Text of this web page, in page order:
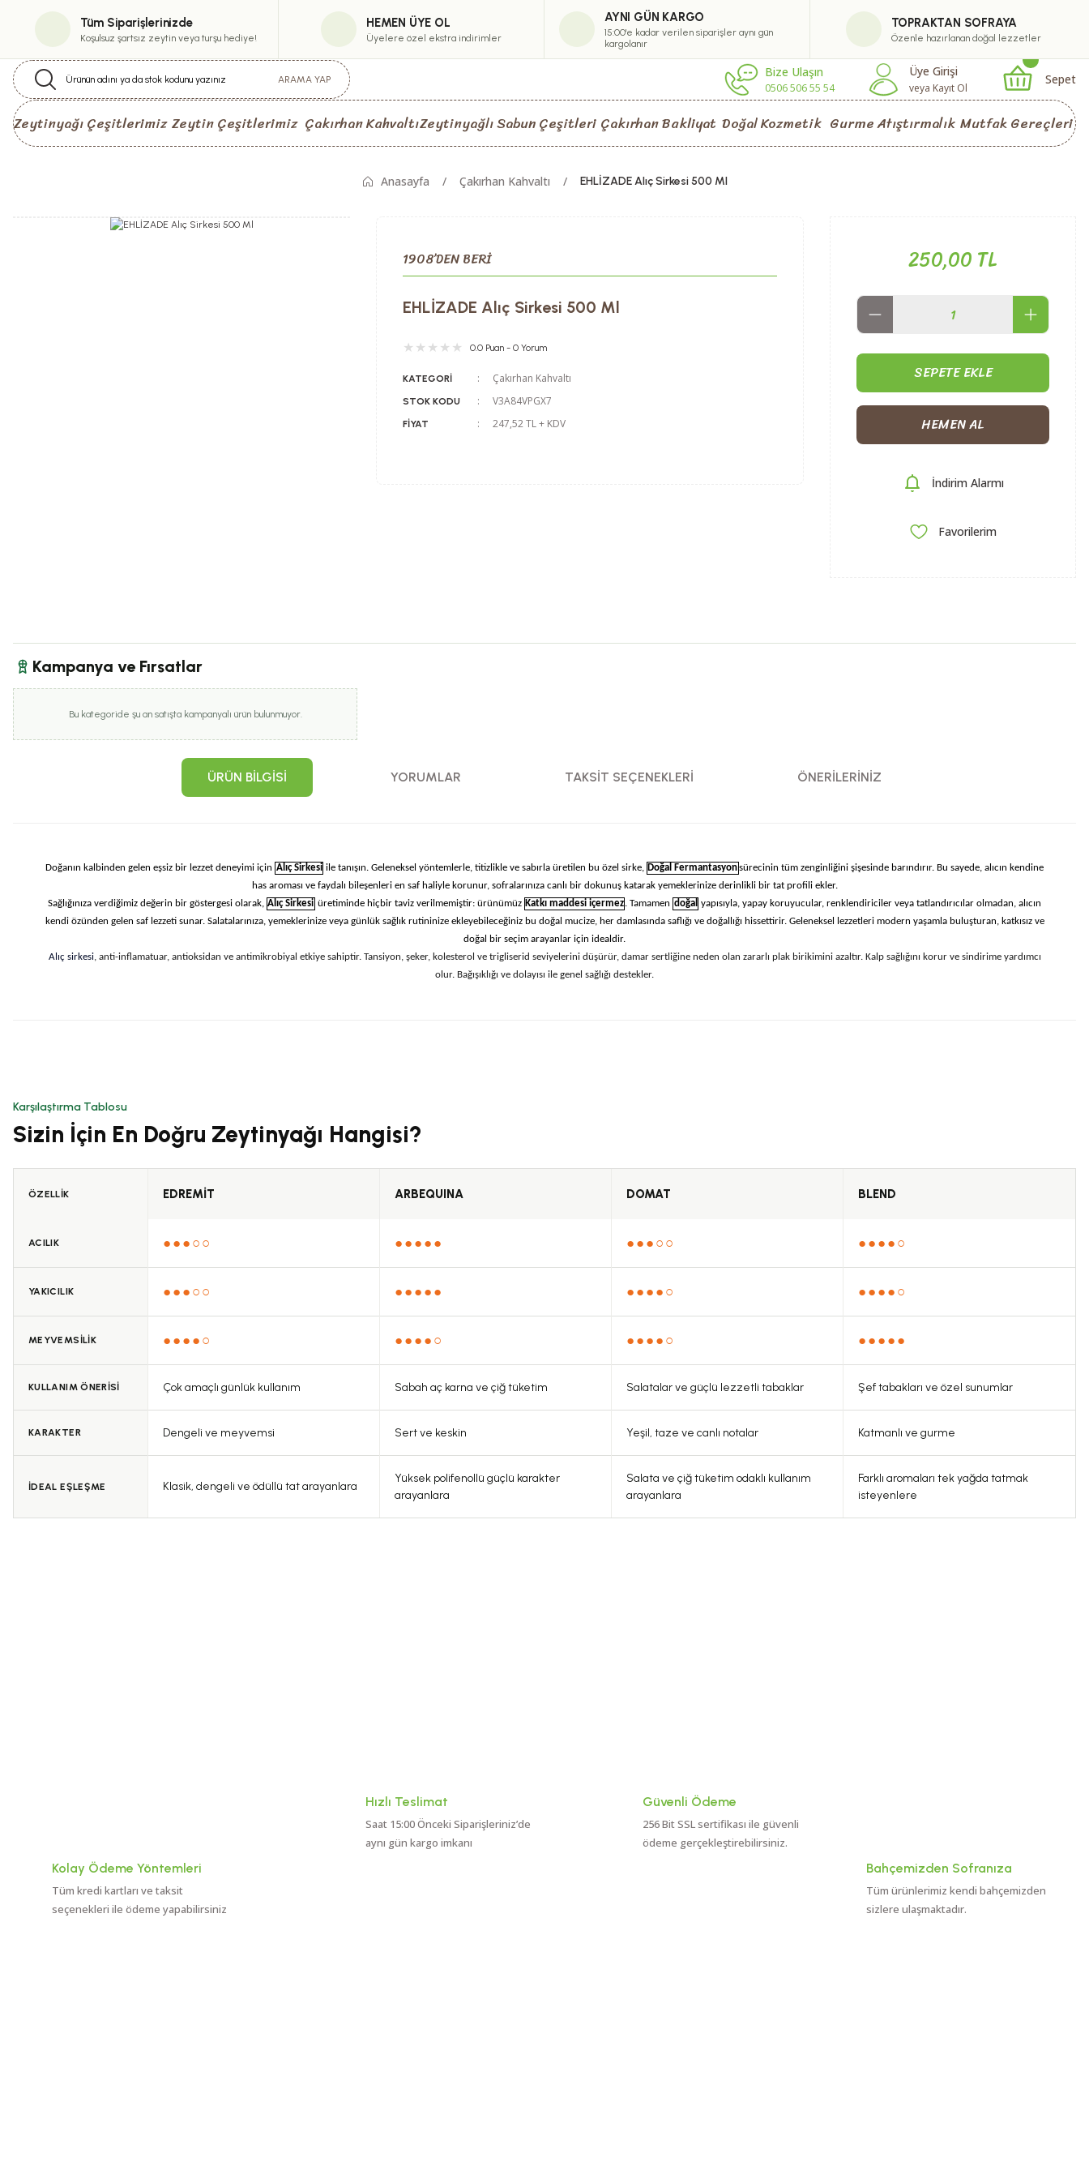
Tüm Siparişlerinizde
Koşulsuz şartsız zeytin veya turşu hediye!
HEMEN ÜYE OL
Üyelere özel ekstra indirimler
AYNI GÜN KARGO
15:00'e kadar verilen siparişler aynı gün
kargolanır
TOPRAKTAN SOFRAYA
Özenle hazırlanan doğal lezzetler
ARAMA YAP Bize Ulaşın
0506 506 55 54
Üye Girişi
veya Kayıt Ol
Sepet
Zeytinyağı Çeşitlerimiz Zeytin Çeşitlerimiz Çakırhan KahvaltıZeytinyağlı Sabun Çeşitleri Çakırhan Bakliyat Doğal Kozmetik Gurme Atıştırmalık Mutfak Gereçleri
Anasayfa Çakırhan Kahvaltı EHLİZADE Alıç Sirkesi 500 Ml
1908’DEN BERİ
EHLİZADE Alıç Sirkesi 500 Ml
0.0 Puan - 0 Yorum
KATEGORI Çakırhan Kahvaltı
STOK KODU V3A84VPGX7
FIYAT 247,52 TL + KDV
250,00 TL
SEPETE EKLE
HEMEN AL
İndirim Alarmı
Kampanya ve Fırsatlar
Bu kategoride şu an satışta kampanyalı ürün bulunmuyor.
ÜRÜN BILGISI YORUMLAR TAKSIT SEÇENEKLERI ÖNERILERINIZ
Doğanın kalbinden gelen eşsiz bir lezzet deneyimi için Alıç Sirkesi ile tanışın. Geleneksel yöntemlerle, titizlikle ve sabırla üretilen bu özel sirke, Doğal Fermantasyonsürecinin tüm zenginliğini şişesinde barındırır. Bu sayede, alıcın kendine
has aroması ve faydalı bileşenleri en saf haliyle korunur, sofralarınıza canlı bir dokunuş katarak yemeklerinize derinlikli bir tat profili ekler.
Sağlığınıza verdiğimiz değerin bir göstergesi olarak, Alıç Sirkesi üretiminde hiçbir taviz verilmemiştir: ürünümüz Katkı maddesi içermez. Tamamen doğal yapısıyla, yapay koruyucular, renklendiriciler veya tatlandırıcılar olmadan, alıcın
kendi özünden gelen saf lezzeti sunar. Salatalarınıza, yemeklerinize veya günlük sağlık rutininize ekleyebileceğiniz bu doğal mucize, her damlasında saflığı ve doğallığı hissettirir. Geleneksel lezzetleri modern yaşamla buluşturan, katkısız ve
doğal bir seçim arayanlar için idealdir.
Alıç sirkesi, anti-inflamatuar, antioksidan ve antimikrobiyal etkiye sahiptir. Tansiyon, şeker, kolesterol ve trigliserid seviyelerini düşürür, damar sertliğine neden olan zararlı plak birikimini azaltır. Kalp sağlığını korur ve sindirime yardımcı
olur. Bağışıklığı ve dolayısı ile genel sağlığı destekler.
Ürün resmi kalitesiz, bozuk veya görüntülenemiyor.
Karşılaştırma Tablosu
Sizin İçin En Doğru Zeytinyağı Hangisi?
ÖZELLİK EDREMİT ARBEQUINA DOMAT BLEND
ACILIK ●●●○○ ●●●●● ●●●○○ ●●●●○
YAKICILIK ●●●○○ ●●●●● ●●●●○ ●●●●○
MEYVEMSİLİK ●●●●○ ●●●●○ ●●●●○ ●●●●●
KULLANIM ÖNERİSİ Çok amaçlı günlük kullanım Sabah aç karna ve çiğ tüketim Salatalar ve güçlü lezzetli tabaklar Şef tabakları ve özel sunumlar
KARAKTER Dengeli ve meyvemsi Sert ve keskin Yeşil, taze ve canlı notalar Katmanlı ve gurme
İDEAL EŞLEŞME Klasik, dengeli ve ödüllü tat arayanlara
Yüksek polifenollü güçlü karakter
arayanlara
Salata ve çiğ tüketim odaklı kullanım
arayanlara
Farklı aromaları tek yağda tatmak
isteyenlere
250,00 TL
EHLİZADE Enginar Sirkesi 500 ML
Kolay Ödeme Yöntemleri
Tüm kredi kartları ve taksit
seçenekleri ile ödeme yapabilirsiniz
Hızlı Teslimat
Saat 15:00 Önceki Siparişleriniz’de
aynı gün kargo imkanı
Güvenli Ödeme
256 Bit SSL sertifikası ile güvenli
ödeme gerçekleştirebilirsiniz.
Bahçemizden Sofranıza
Tüm ürünlerimiz kendi bahçemizden
sizlere ulaşmaktadır.